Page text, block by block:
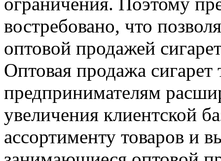
востребовано, что
оптовой продажей
Оптовая продажа сигарет
предпринимателям
увеличения клиентской
ассортименту товаров и